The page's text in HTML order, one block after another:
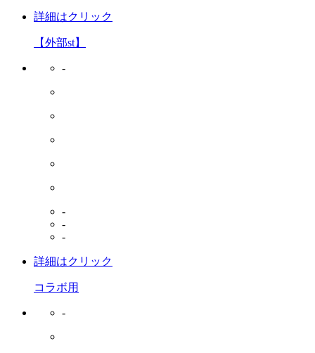
詳細はクリック
【外部st】
-
-
-
-
詳細はクリック
コラボ用
-